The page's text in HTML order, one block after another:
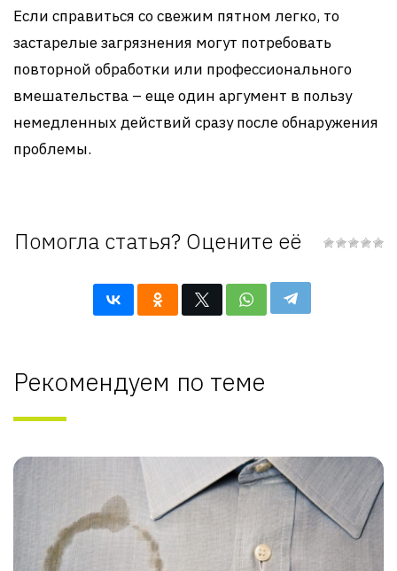
Если справиться со свежим пятном легко, то
застарелые загрязнения могут потребовать
повторной обработки или профессионального
вмешательства – еще один аргумент в пользу
немедленных действий сразу после обнаружения
проблемы.
Помогла статья? Оцените её
Рекомендуем по теме